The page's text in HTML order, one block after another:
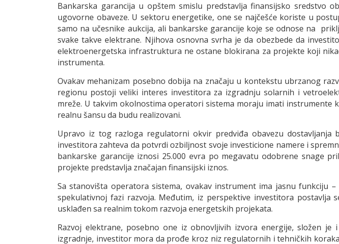
Bankarska garancija u opštem smislu predstavlja finansijsko sredstvo
ugovorne obaveze. U sektoru energetike, one se najčešće koriste u
samo na učesnike aukcija, ali bankarske garancije koje se odnose na
svake takve elektrane. Njihova osnovna svrha je da obezbede da
elektroenergetska infrastruktura ne ostane blokirana za projekte koji
instrumenta.
Ovakav mehanizam posebno dobija na značaju u kontekstu ubrzanog
regionu postoji veliki interes investitora za izgradnju solarnih i
mreže. U takvim okolnostima operatori sistema moraju imati instrumente
realnu šansu da budu realizovani.
Upravo iz tog razloga regulatorni okvir predviđa obavezu dostavljanja
investitora zahteva da potvrdi ozbiljnost svoje investicione namere i
bankarske garancije iznosi 25.000 evra po megavatu odobrene snage
projekte predstavlja značajan finansijski iznos.
Sa stanovišta operatora sistema, ovakav instrument ima jasnu funkciju
spekulativnoj fazi razvoja. Međutim, iz perspektive investitora
usklađen sa realnim tokom razvoja energetskih projekata.
Razvoj elektrane, posebno one iz obnovljivih izvora energije, složen
izgradnje, investitor mora da prođe kroz niz regulatornih i tehničkih